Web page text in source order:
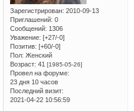
Зарегистрирован: 2010-09-13
Приглашений: 0
Сообщений: 1306
Уважение: [+27/-0]
Позитив: [+60/-0]
Пол: Женский
Возраст: 41 [1985-05-26]
Провел на форуме:
23 дня 10 часов
Последний визит:
2021-04-22 10:56:59